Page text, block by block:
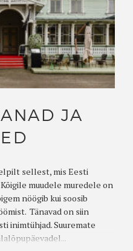
JA
sellest, mis Eesti
muudele muredele on
nöögib kui soosib
Tänavad on siin
inimtühjad. Suuremate